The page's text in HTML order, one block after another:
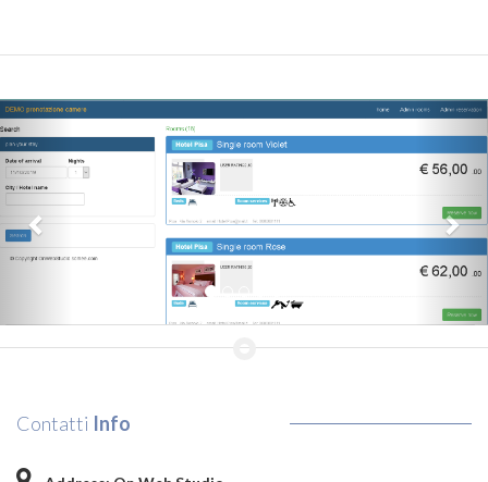
Previous
Contatti Info